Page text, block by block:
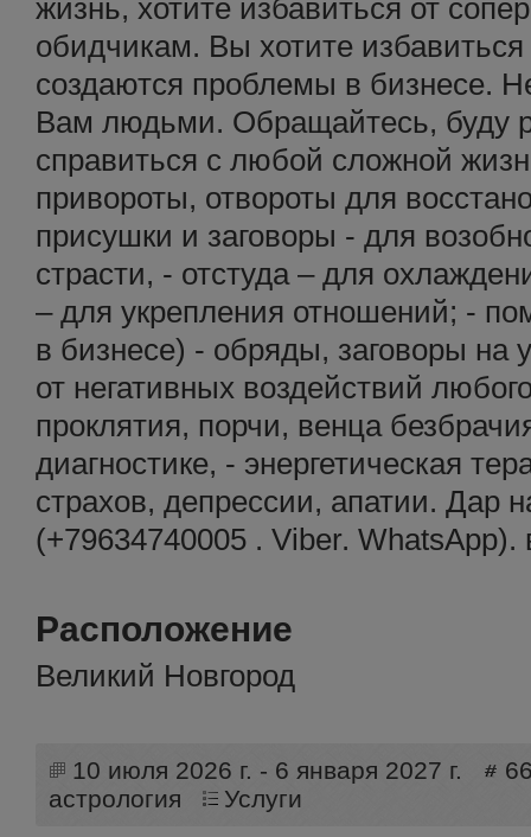
жизнь, хотите избавиться от
обидчикам. Вы хотите
создаются проблемы в бизнесе.
Вам людьми. Обращайтесь, буду
справиться с любой сложной
привороты, отвороты для
присушки и заговоры - для
страсти, - отстуда – для
– для укрепления отношений; -
в бизнесе) - обряды, заговоры на
от негативных воздействий
проклятия, порчи, венца
диагностике, - энергетическая
страхов, депрессии, апатии. Дар
(+79634740005 . Viber. WhatsApp).
Расположение
Великий Новгород
10 июля 2026 г. - 6 января 2027 г.
астрология
Услуги